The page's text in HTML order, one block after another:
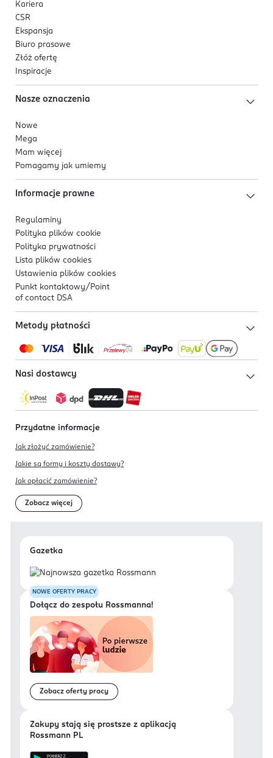
Kariera
CSR
Ekspansja
Biuro prasowe
Złóż ofertę
Inspiracje
Nasze oznaczenia
Nowe
Mega
Mam więcej
Pomagamy jak umiemy
Informacje prawne
Regulaminy
Polityka plików cookie
Polityka prywatności
Lista plików cookies
Ustawienia plików cookies
Punkt kontaktowy/ Point
of contact DSA
Metody płatności
Nasi dostawcy
Przydatne informacje
Jak złożyć zamówienie?
Jakie są formy i koszty dostawy?
Jak opłacić zamówienie?
Zobacz więcej
Gazetka
NOWE OFERTY PRACY
Dołącz do zespołu Rossmanna!
Zobacz oferty pracy
Zakupy stają się prostsze z aplikacją
Rossmann PL